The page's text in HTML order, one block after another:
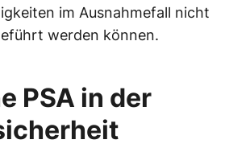
im Ausnahmefall nicht
werden können.
PSA in der